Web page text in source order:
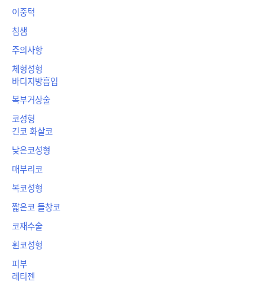
이중턱
침샘
주의사항
체형성형
바디지방흡입
복부거상술
코성형
긴코 화살코
낮은코성형
매부리코
복코성형
짧은코 들창코
코재수술
휜코성형
피부
레티젠